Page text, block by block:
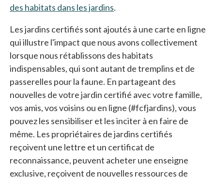
des habitats dans les jardinss’ouvre dans un nouvel
.
Les jardins certifiés sont ajoutés à une carte en ligne
qui illustre l'impact que nous avons collectivement
lorsque nous rétablissons des habitats
indispensables, qui sont autant de tremplins et de
passerelles pour la faune. En partageant des
nouvelles de votre jardin certifié avec votre famille,
vos amis, vos voisins ou en ligne (#fcfjardins), vous
pouvez les sensibiliser et les inciter à en faire de
même. Les propriétaires de jardins certifiés
reçoivent une lettre et un certificat de
reconnaissance, peuvent acheter une enseigne
exclusive, reçoivent de nouvelles ressources de